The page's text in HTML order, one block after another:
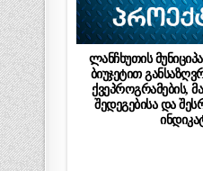
ლანჩხუთის
ბიუჯეტით
ქვეპროგრამების,
შედეგებისა და